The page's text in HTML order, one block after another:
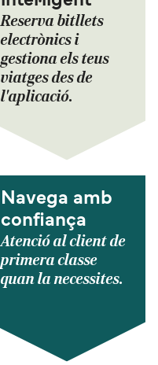
Reserva bitllets
electrònics i
gestiona els teus
viatges des de
l'aplicació.
Navega amb
confiança
Atenció al client de
primera classe
quan la necessites.